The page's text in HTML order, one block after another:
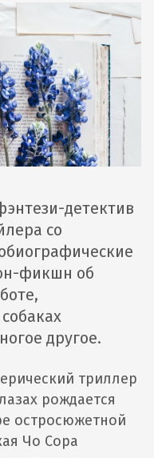
детектив
со
фикшн об
другое.
триллер
рождается
остросюжетной
Чо Сора